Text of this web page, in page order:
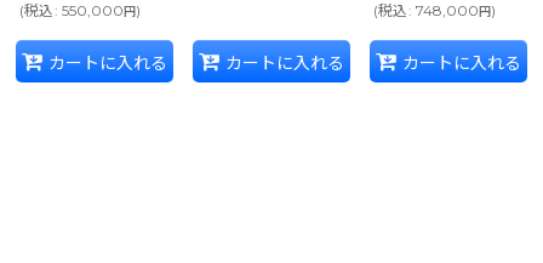
(税込: 550,000 円)
カートに入れる カートに入れる
(税込: 748,000 円)
カートに入れる